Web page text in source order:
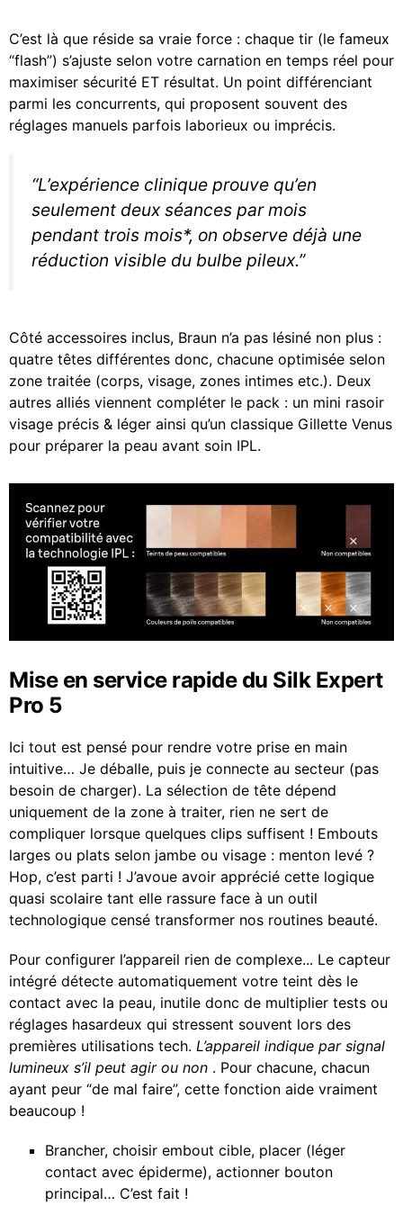
C’est là que réside sa vraie force : chaque tir (le fameux
“flash”) s’ajuste selon votre carnation en temps réel pour
maximiser sécurité ET résultat. Un point différenciant
parmi les concurrents, qui proposent souvent des
réglages manuels parfois laborieux ou imprécis.
“L’expérience clinique prouve qu’en
seulement deux séances par mois
pendant trois mois*, on observe déjà une
réduction visible du bulbe pileux.”
Côté accessoires inclus, Braun n’a pas lésiné non plus :
quatre têtes différentes donc, chacune optimisée selon
zone traitée (corps, visage, zones intimes etc.). Deux
autres alliés viennent compléter le pack : un mini rasoir
visage précis & léger ainsi qu’un classique Gillette Venus
pour préparer la peau avant soin IPL.
Mise en service rapide du Silk Expert
Pro 5
Ici tout est pensé pour rendre votre prise en main
intuitive… Je déballe, puis je connecte au secteur (pas
besoin de charger). La sélection de tête dépend
uniquement de la zone à traiter, rien ne sert de
compliquer lorsque quelques clips suffisent ! Embouts
larges ou plats selon jambe ou visage : menton levé ?
Hop, c’est parti ! J’avoue avoir apprécié cette logique
quasi scolaire tant elle rassure face à un outil
technologique censé transformer nos routines beauté.
Pour configurer l’appareil rien de complexe... Le capteur
intégré détecte automatiquement votre teint dès le
contact avec la peau, inutile donc de multiplier tests ou
réglages hasardeux qui stressent souvent lors des
premières utilisations tech. L’appareil indique par signal
lumineux s’il peut agir ou non . Pour chacune, chacun
ayant peur “de mal faire”, cette fonction aide vraiment
beaucoup !
Brancher, choisir embout cible, placer (léger
contact avec épiderme), actionner bouton
principal… C’est fait !